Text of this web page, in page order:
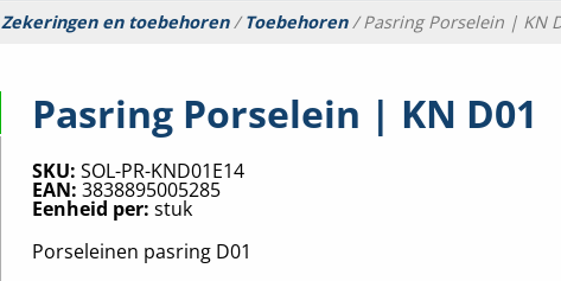
Zekeringen en toebehoren/Toebehoren/ Pasring Porselein | KN
Pasring Porselein | KN D01
SKU: SOL-PR-KND01E14
EAN: 3838895005285
Eenheid per: stuk
Porseleinen pasring D01